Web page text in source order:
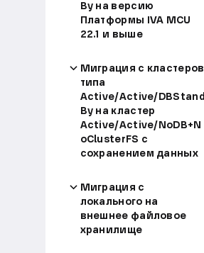
By на версию
Платформы IVA MCU
22.1 и выше
Миграция с кластеров
типа
Active/Active/DBStand
By на кластер
Active/Active/NoDB+N
oClusterFS с
сохранением данных
Миграция с
локального на
внешнее файловое
хранилище